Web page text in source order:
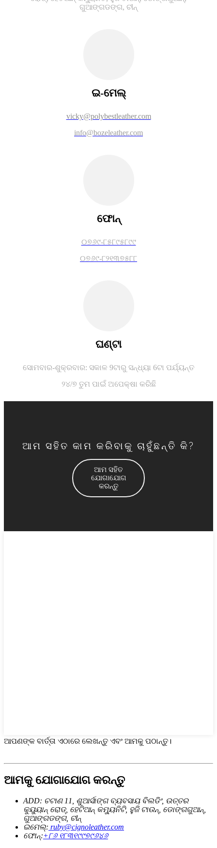
ଗୁଆଙ୍ଗଡଙ୍ଗ, ଚୀନ୍
ଇ-ମେଲ୍
vicky@polybestleather.com
info@bozeleather.com
ଫୋନ୍
୦୭୬୯-୮୫୮୯୫୮୯୯
୦୭୬୯-୮୨୧୩୭୫୮୮
ଘଣ୍ଟା
ସୋମବାର-ଶୁକ୍ରବାର: ସକାଳ 9ଟାରୁ ସନ୍ଧ୍ୟା 6ଟା ପର୍ଯ୍ୟନ୍ତ
୨୪/୭ ତୁମ ପାଇଁ ଅପେକ୍ଷା କରିଛି
ଆମ ସହିତ କାମ କରିବାକୁ ଚାହୁଁଛନ୍ତି କି?
ଆମ ସହିତ
ଯୋଗାଯୋଗ
କରନ୍ତୁ
ଆପଣଙ୍କ ବାର୍ତ୍ତା ଏଠାରେ ଲେଖନ୍ତୁ ଏବଂ ଆମକୁ ପଠାନ୍ତୁ।
ଆମକୁ ଯୋଗାଯୋଗ କରନ୍ତୁ
ADD: ଚଟାଣ 11, ଶୁଆର୍ସାଙ୍ଗ ବ୍ୟବସାୟ ବିଲଡିଂ, ଉତ୍ତର
କୁୟୁୟାନ୍ ରୋଡ୍, ହେଟିଆନ୍ କମ୍ୟୁନିଟି, ହୁଜି ଟାଉନ୍, ଡୋଙ୍ଗଗୁଆନ୍,
ଗୁଆଙ୍ଗଡଙ୍ଗ, ଚୀନ୍
ଇମେଲ୍: ruby@cignoleather.com
ଫୋନ୍:+୮୬ ୧୮୩୧୯୯୭୯୬୪୬